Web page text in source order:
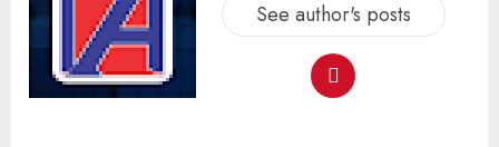
See author's posts